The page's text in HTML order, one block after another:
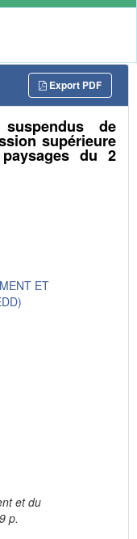
Export PDF
de
supérieure
du 2
ET
et du
p.